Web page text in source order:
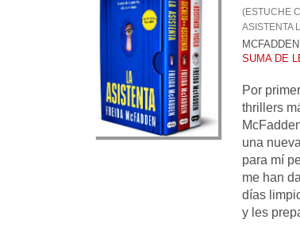
(ESTUCHE
ASISTENTA
SUMA DE
Por
thrillers
una
para mí
me han
días
y les